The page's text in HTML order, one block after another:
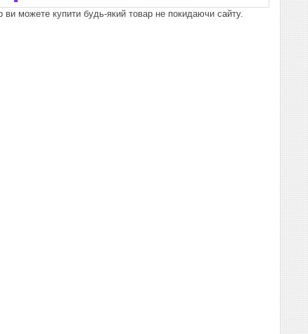
ви можете купити будь-який товар не покидаючи сайту.